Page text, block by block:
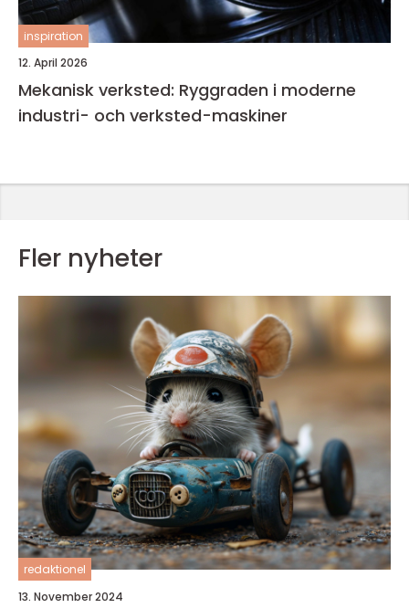
inspiration
12. April 2026
Mekanisk verksted: Ryggraden i moderne
industri- och verksted-maskiner
Fler nyheter
redaktionel
13. November 2024